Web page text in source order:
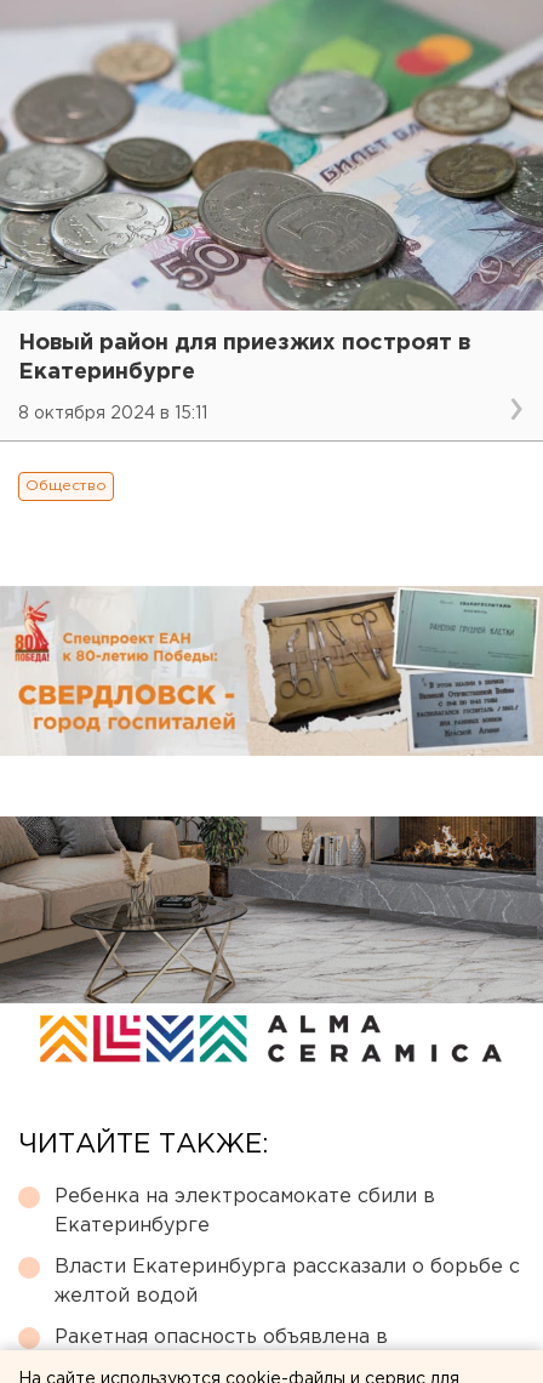
Новый район для приезжих построят в
Екатеринбурге
8 октября 2024 в 15:11
Общество
ЧИТАЙТЕ ТАКЖЕ:
Ребенка на электросамокате сбили в
Екатеринбурге
Власти Екатеринбурга рассказали о борьбе с
желтой водой
Ракетная опасность объявлена в
Оренбургской области и Башкирии
На сайте используются cookie-файлы и сервис для